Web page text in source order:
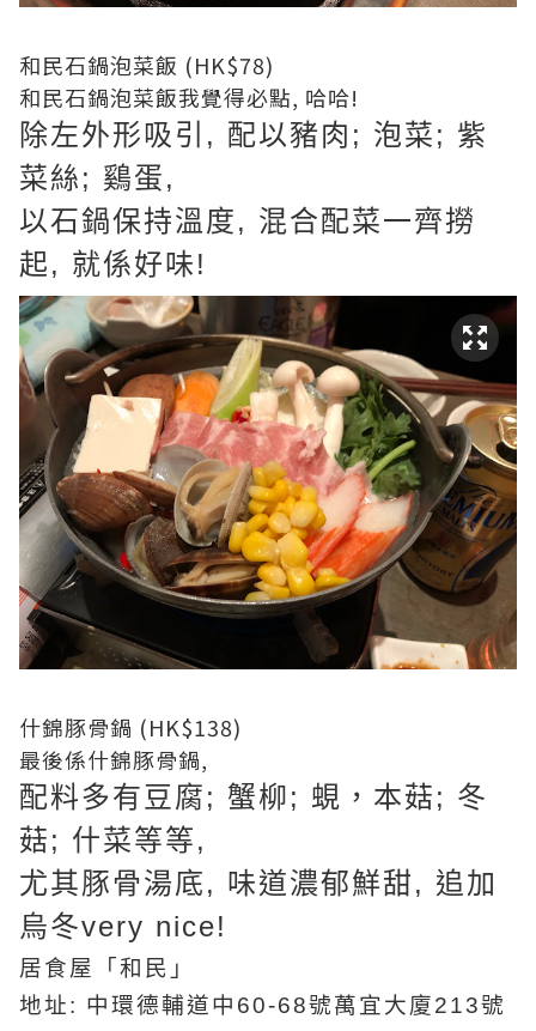
和民石鍋泡菜飯 (HK$78)
和民石鍋泡菜飯我覺得必點, 哈哈!
除左外形吸引, 配以豬肉; 泡菜; 紫
菜絲; 鷄蛋,
以石鍋保持溫度, 混合配菜一齊撈
起, 就係好味!
什錦豚骨鍋 (HK$138)
最後係什錦豚骨鍋,
配料多有豆腐; 蟹柳; 蜆，本菇; 冬
菇; 什菜等等,
尤其豚骨湯底, 味道濃郁鮮甜, 追加
烏冬very nice!
居食屋「和民」
地址: 中環德輔道中60-68號萬宜大廈213號